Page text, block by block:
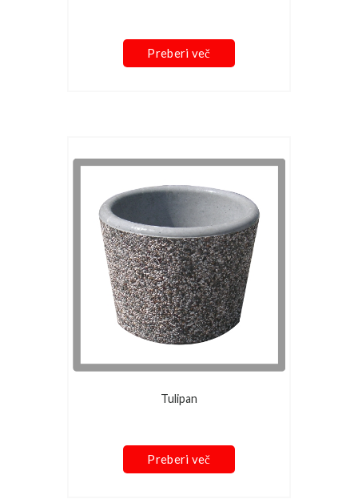
Preberi več
Tulipan
Preberi več